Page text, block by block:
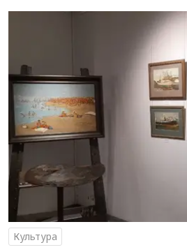
Культура